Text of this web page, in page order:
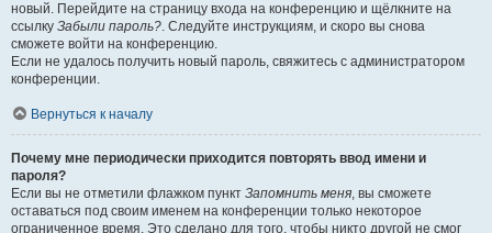
новый. Перейдите на страницу входа на конференцию и щёлкните на
ссылку Забыли пароль?. Следуйте инструкциям, и скоро вы снова
сможете войти на конференцию.
Если не удалось получить новый пароль, свяжитесь с администратором
конференции.
Вернуться к началу
Почему мне периодически приходится повторять ввод имени и
пароля?
Если вы не отметили флажком пункт Запомнить меня, вы сможете
оставаться под своим именем на конференции только некоторое
ограниченное время. Это сделано для того, чтобы никто другой не смог